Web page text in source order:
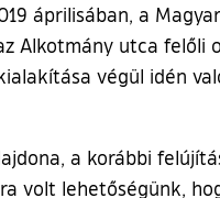
áprilisában, a
Alkotmány utca felőli
végül idén
a korábbi
volt lehetőségünk,